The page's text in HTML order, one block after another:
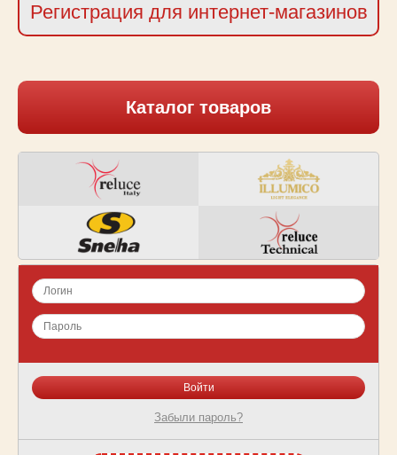
Регистрация для интернет-магазинов
Каталог товаров
Забыли пароль?